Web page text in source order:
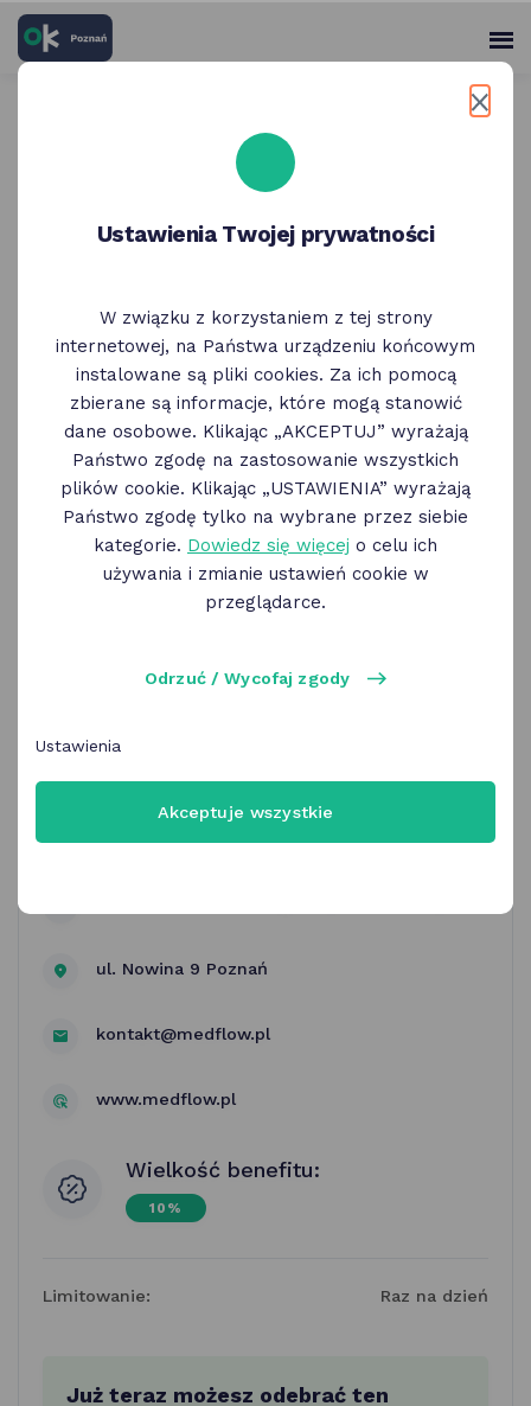
skróty
głównych
Panel
MEDflow | badanie CBCT
2D i 3D)
MEDflow | badanie CBCT
(tomografia stomatologiczna 2D
ul. Nowina 9 Poznań
kontakt@medflow.pl
www.medflow.pl
Wielkość benefitu:
10%
Limitowanie: Raz na dzień
Już teraz możesz odebrać ten
Ustawienia Twojej prywatności
W związku z korzystaniem z tej strony
internetowej, na Państwa urządzeniu końcowym
instalowane są pliki cookies. Za ich pomocą
zbierane są informacje, które mogą stanowić
dane osobowe. Klikając „AKCEPTUJ” wyrażają
Państwo zgodę na zastosowanie wszystkich
plików cookie. Klikając „USTAWIENIA” wyrażają
Państwo zgodę tylko na wybrane przez siebie
kategorie. Dowiedz się więcej o celu ich
używania i zmianie ustawień cookie w
przeglądarce.
Odrzuć / Wycofaj zgody
Ustawienia
Akceptuje wszystkie